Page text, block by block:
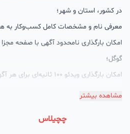
در کشور، استان و شهر؛
معرفی نام و مشخصات کامل کسب‌وکار به
امکان بارگذاری نامحدود آگهی با صفحه
گوگل؛
امکان بارگذاری ویدئو 100 ثانیه‌ای برای هر آگهی روی سرور چچیلاس؛
گالری تصاویر محصول؛
پشتیبانی حرفه‌ای را هم به سبد خدماتش
مشاهده بیشتر
چچیلاس